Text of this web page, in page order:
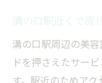
溝の口駅近くで流
溝の口駅周辺の美
ドを押さえたサー